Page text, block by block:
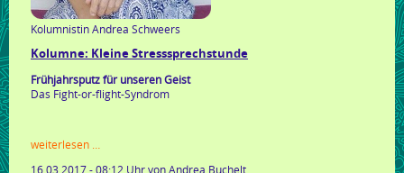
Kolumnistin Andrea Schweers
Kolumne: Kleine Stresssprechstunde
Frühjahrsputz für unseren Geist
Das Fight-or-flight-Syndrom
weiterlesen …
16.03.2017 - 08:12 Uhrvon Andrea Buchelt